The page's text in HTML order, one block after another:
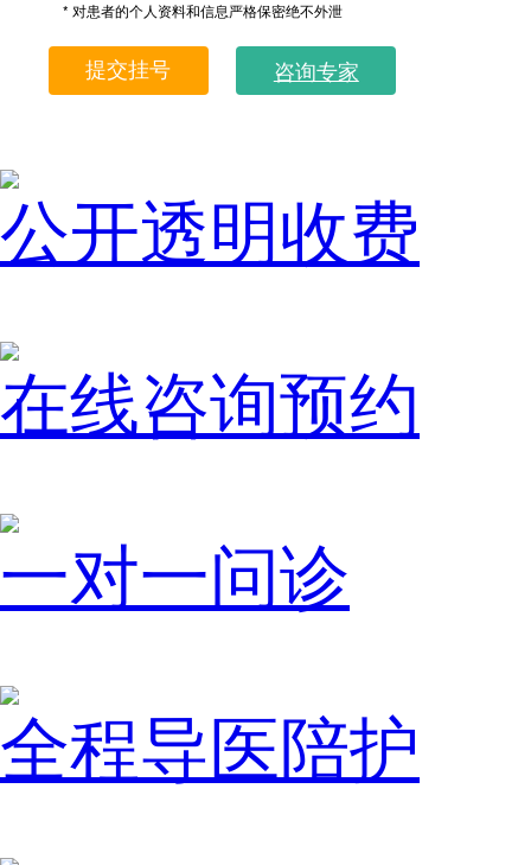
* 对患者的个人资料和信息严格保密绝不外泄
咨询专家
公开透明收费
在线咨询预约
一对一问诊
全程导医陪护